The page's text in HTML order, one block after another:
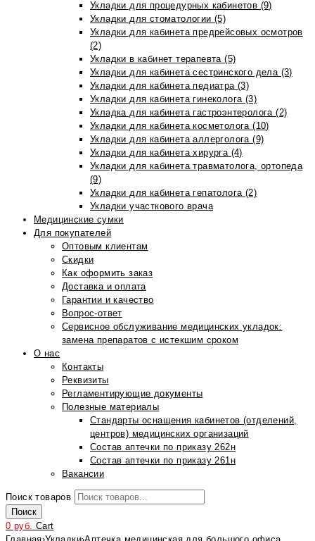
Укладки для процедурных кабинетов (9)
Укладки для стоматологии (5)
Укладки для кабинета предрейсовых осмотров
(2)
Укладки в кабинет терапевта (5)
Укладки для кабинета сестринского дела (3)
Укладки для кабинета педиатра (3)
Укладки для кабинета гинеколога (3)
Укладка для кабинета гастроэнтеролога (2)
Укладки для кабинета косметолога (10)
Укладки для кабинета аллерголога (9)
Укладки для кабинета хирурга (4)
Укладки для кабинета травматолога, ортопеда
(9)
Укладки для кабинета гепатолога (2)
Укладки участкового врача
Медицинские сумки
Для покупателей
Оптовым клиентам
Скидки
Как оформить заказ
Доставка и оплата
Гарантии и качество
Вопрос-ответ
Сервисное обслуживание медицинских укладок:
замена препаратов с истекшим сроком
О нас
Контакты
Реквизиты
Регламентирующие документы
Полезные материалы
Стандарты оснащения кабинетов (отделений,
центров) медицинских организаций
Состав аптечки по приказу 262н
Состав аптечки по приказу 261н
Вакансии
Поиск товаров
Поиск
0 руб. Cart